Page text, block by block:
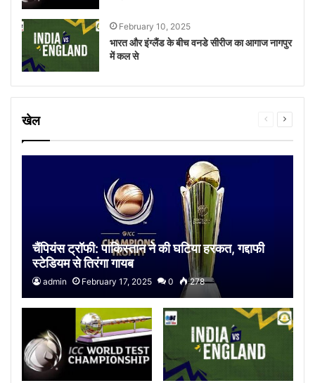
February 10, 2025
भारत और इंग्लैंड के बीच वनडे सीरीज का आगाज नागपुर
में कल से
खेल
Previous
चैंपियंस ट्रॉफी: पाकिस्‍तान ने की घटिया हरकत, गद्दाफी
स्टेडियम से तिरंगा गायब
admin February 17, 2025 0 278